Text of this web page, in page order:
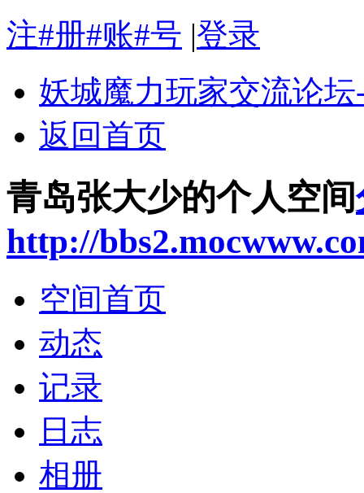
注#册#账#号 |登录
妖城魔力玩家交流论
返回首页
青岛张大少的个人空间
http://
空间首页
动态
记录
日志
相册